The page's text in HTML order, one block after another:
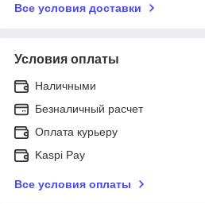
Все условия доставки
Условия оплаты
Наличными
Безналичный расчет
Оплата курьеру
Kaspi Pay
Все условия оплаты